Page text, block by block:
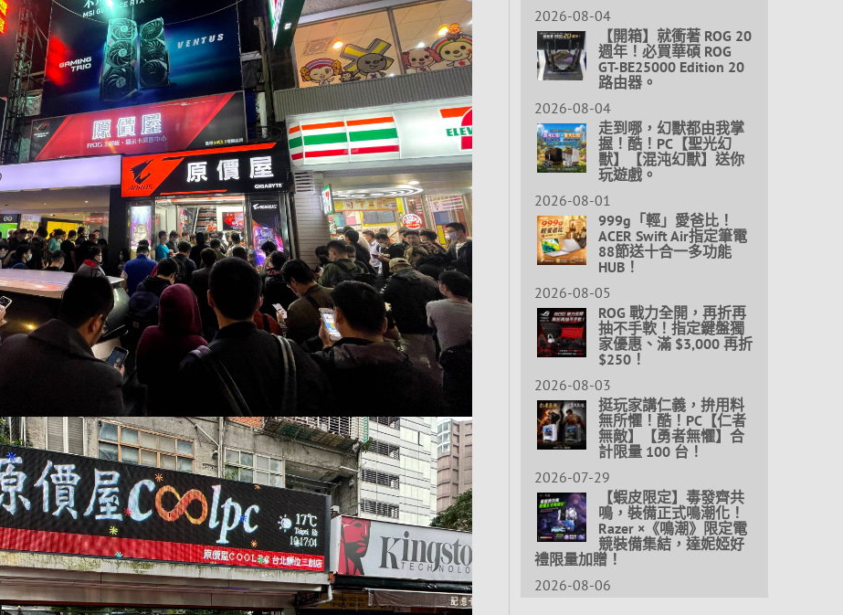
2026-08-04
【開箱】就衝著 ROG 20
週年！必買華碩 ROG
GT-BE25000 Edition 20
路由器。
2026-08-04
走到哪，幻獸都由我掌
握！酷！PC【聖光幻
獸】【混沌幻獸】送你
玩遊戲。
2026-08-01
999g「輕」愛爸比！
ACER Swift Air指定筆電
88節送十合一多功能
HUB！
2026-08-05
ROG 戰力全開，再折再
抽不手軟！指定鍵盤獨
家優惠、滿 $3,000 再折
$250！
2026-08-03
挺玩家講仁義，拚用料
無所懼！酷！PC【仁者
無敵】【勇者無懼】合
計限量 100 台！
2026-07-29
【蝦皮限定】毒發齊共
鳴，裝備正式鳴潮化！
Razer ×《鳴潮》限定電
競裝備集結，達妮婭好
禮限量加贈！
2026-08-06